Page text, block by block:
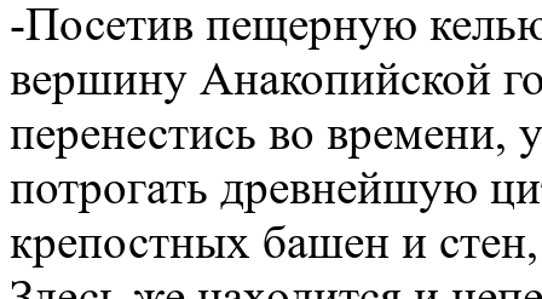
-Посетив пещерную
вершину Анакопийской
перенестись во времени,
потрогать древнейшую
крепостных башен и